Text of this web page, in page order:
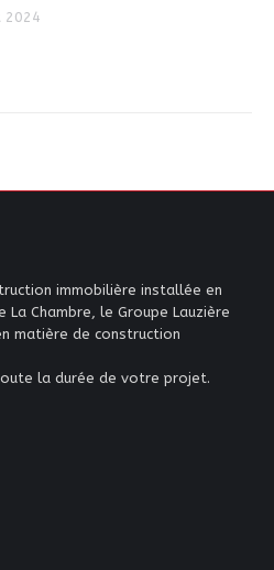
2024
immobilière installée en
La Chambre, le Groupe Lauzière
matière de construction
la durée de votre projet.